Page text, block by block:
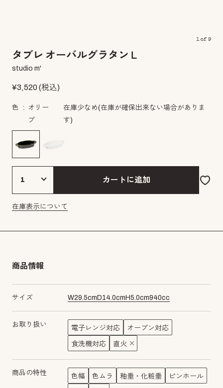
1of 9
タブレ オーバルグラタンＬ
studio m'
¥3,520(税込)
色
オリー
ブ
在庫少なめ(在庫が確保出来ない場合がありま
す)
カートに追加
在庫表示について
商品情報
サイズ W29.5cm D14.0cm H5.0cm940cc
お取り扱い 電子レンジ対応 オーブン対応
食洗機対応 直火
商品の特性 色幅 色ムラ 釉垂・化粧垂 ピンホール